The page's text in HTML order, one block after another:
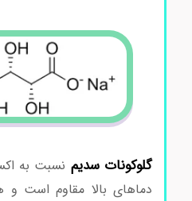
گلوکونات سدیمنسبت به
دماهای بالا مقاوم است و